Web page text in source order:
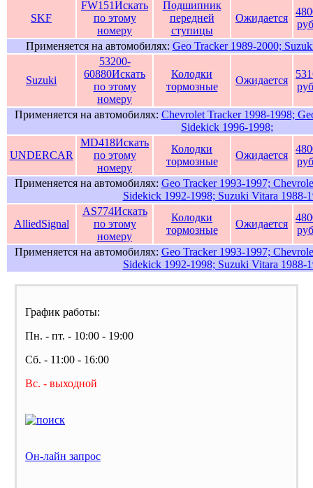
SKF
FW151Искать
по этому
номеру
Подшипник
передней
ступицы
Ожидается
Применяется на автомобилях: Geo Tracker 1989-2000;
Suzuki
53200-
60880Искать
по этому
номеру
Колодки
тормозные
Ожидается
Применяется на автомобилях: Chevrolet Tracker 1998-1998;
Sidekick 1996-1998;
UNDERCAR
MD418Искать
по этому
номеру
Колодки
тормозные
Ожидается
Применяется на автомобилях: Geo Tracker 1993-1997;
Sidekick 1992-1998; Suzuki Vitara 1988-
AlliedSignal
AS774Искать
по этому
номеру
Колодки
тормозные
Ожидается
Применяется на автомобилях: Geo Tracker 1993-1997;
Sidekick 1992-1998; Suzuki Vitara 1988-
График работы:
Пн. - пт. - 10:00 - 19:00
Сб. - 11:00 - 16:00
Вс. - выходной
Он-лайн запрос